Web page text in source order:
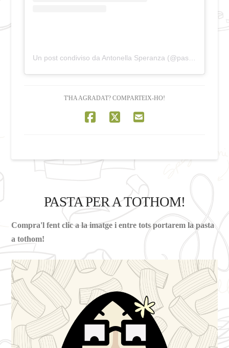
T'HA AGRADAT? COMPARTEIX-HO!
PASTA PER A TOTHOM!
Compra'l fent clic a la imatge i entre tots portarem la pasta
a tothom!